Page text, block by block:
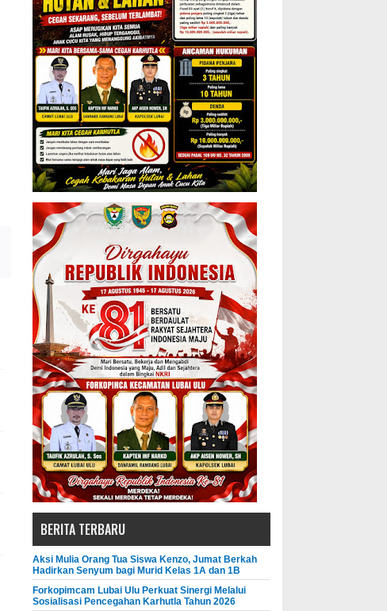
BERITA TERBARU
Aksi Mulia Orang Tua Siswa Kenzo, Jumat Berkah
Hadirkan Senyum bagi Murid Kelas 1A dan 1B
Forkopimcam Lubai Ulu Perkuat Sinergi Melalui
Sosialisasi Pencegahan Karhutla Tahun 2026